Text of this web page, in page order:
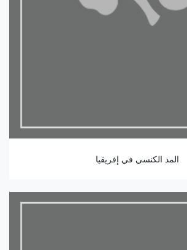
المد الكنسي في إفريقيا